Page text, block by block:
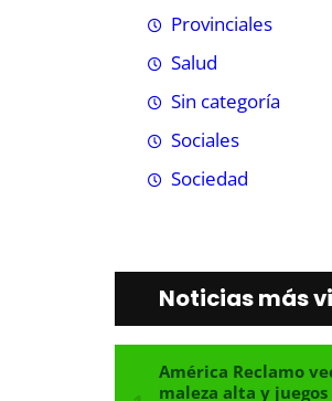
Provinciales
Salud
Sin categoría
Sociales
Sociedad
Noticias más